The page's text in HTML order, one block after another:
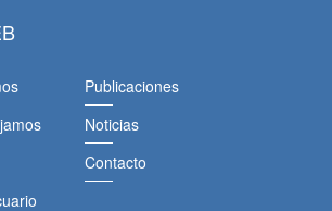
Publicaciones
Noticias
Contacto